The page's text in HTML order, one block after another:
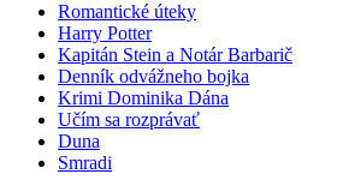
Romantické úteky
Harry Potter
Kapitán Stein a Notár Barbarič
Denník odvážneho bojka
Krimi Dominika Dána
Učím sa rozprávať
Duna
Smradi